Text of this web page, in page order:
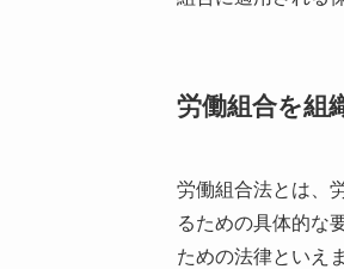
労働組合を組
労働組合法とは、
るための具体的な
ための法律といえ